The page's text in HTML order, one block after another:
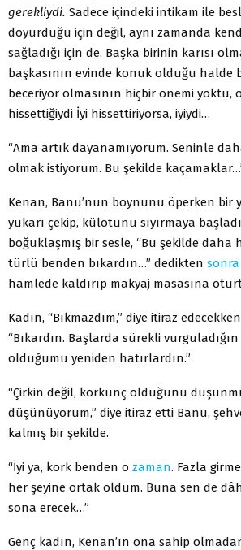
gerekliydi. Sadece içindeki intikam ile
doyurduğu için değil, aynı zamanda
sağladığı için de. Başka birinin karısı
başkasının evinde konuk olduğu halde
beceriyor olmasının hiçbir önemi yoktu,
hissettiğiydi İyi hissettiriyorsa, iyiydi…
“Ama artık dayanamıyorum. Seninle
olmak istiyorum. Bu şekilde
Kenan, Banu’nun boynunu öperken bir
yukarı çekip, külotunu sıyırmaya
boğuklaşmış bir sesle, “Bu şekilde daha
türlü benden bıkardın…” dedikten sonra
hamlede kaldırıp makyaj masasına
Kadın, “Bıkmazdım,” diye itiraz
“Bıkardın. Başlarda sürekli
olduğumu yeniden hatırlardın.”
“Çirkin değil, korkunç olduğunu
düşünüyorum,” diye itiraz etti Banu,
kalmış bir şekilde.
“İyi ya, kork benden o zaman. Fazla
her şeyine ortak oldum. Buna sen de
sona erecek…”
Genç kadın, Kenan’ın ona sahip